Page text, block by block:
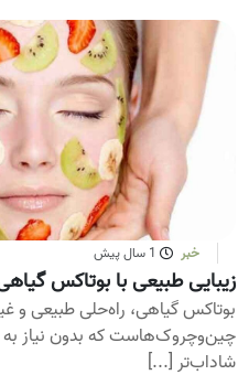
خبر 1 سال پیش
زیبایی طبیعی با بوتاکس
بوتاکس گیاهی، راه‌حلی طبیعی و
چین‌وچروک‌هاست که بدون نیاز به
شاداب‌تر [...]